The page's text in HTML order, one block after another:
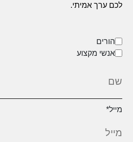
לכם ערך אמיתי.
הורים
אנשי מקצוע
מייל*